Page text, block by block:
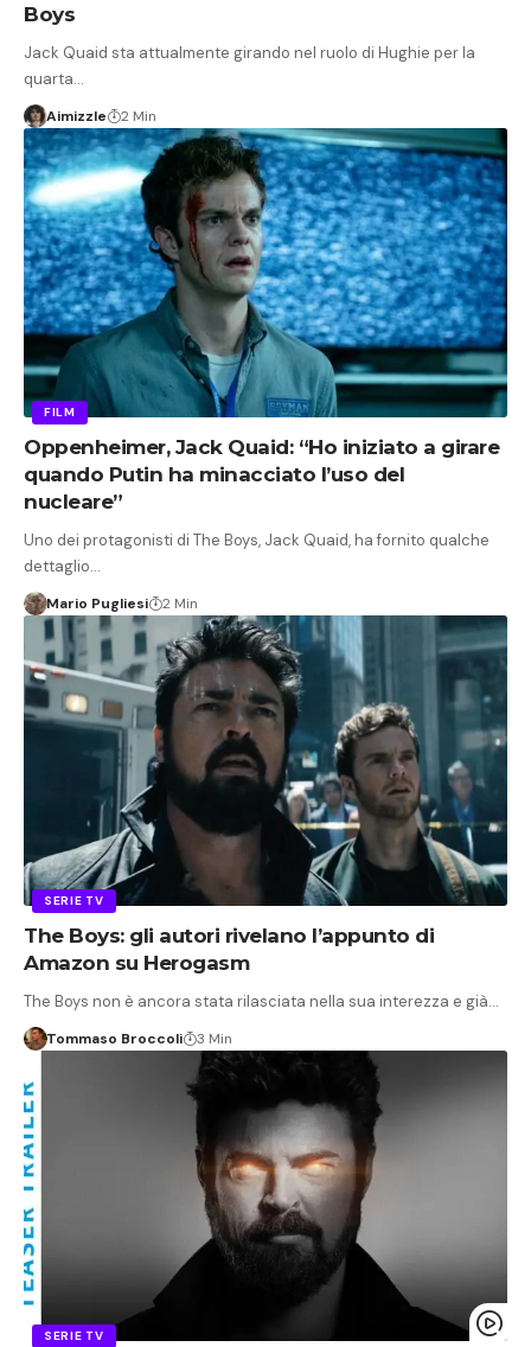
Boys
Jack Quaid sta attualmente girando nel ruolo di Hughie per la
quarta…
Aimizzle 2 Min
FILM
Oppenheimer, Jack Quaid: “Ho iniziato a girare
quando Putin ha minacciato l’uso del
nucleare”
Uno dei protagonisti di The Boys, Jack Quaid, ha fornito qualche
dettaglio…
Mario Pugliesi 2 Min
SERIE TV
The Boys: gli autori rivelano l’appunto di
Amazon su Herogasm
The Boys non è ancora stata rilasciata nella sua interezza e già…
Tommaso Broccoli 3 Min
SERIE TV